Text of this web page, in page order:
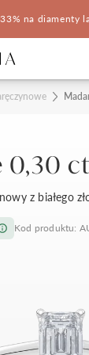
na diamenty
Konfigurator 3D
Korzyści z zakupu
0,30 ct
z białego
Kod produktu: